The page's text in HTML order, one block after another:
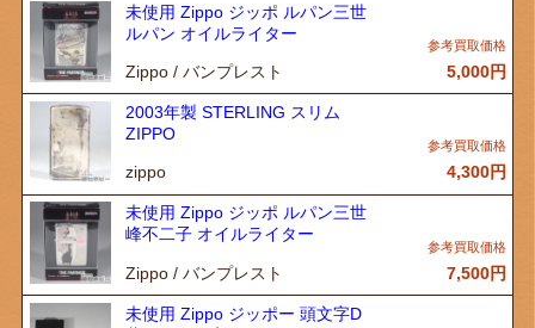
未使用 Zippo ジッポ ルパン三世
ルパン オイルライター
Zippo / バンプレスト 5,000円
2003年製 STERLING スリム
ZIPPO
zippo 4,300円
未使用 Zippo ジッポ ルパン三世
峰不二子 オイルライター
Zippo / バンプレスト 7,500円
未使用 Zippo ジッポー 頭文字D